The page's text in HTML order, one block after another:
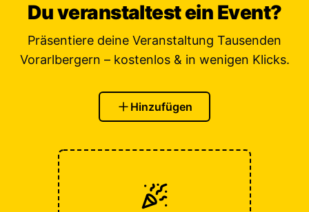
Du veranstaltest ein Event?
Präsentiere deine Veranstaltung Tausenden
Vorarlbergern – kostenlos & in wenigen Klicks.
Hinzufügen